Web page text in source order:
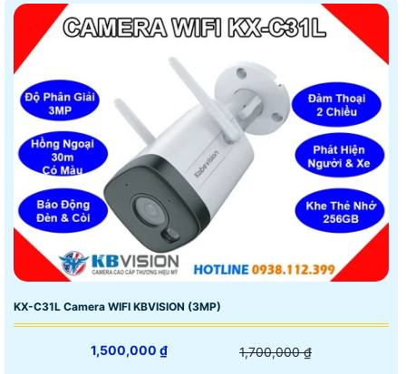
KX-C31L Camera WIFI KBVISION (3MP)
1,500,000 ₫ 1,700,000 ₫